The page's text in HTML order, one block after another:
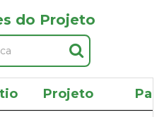
do Projeto
Projeto